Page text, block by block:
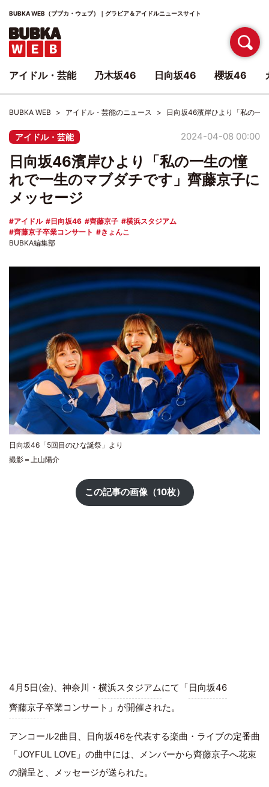
BUBKA WEB（ブブカ・ウェブ）｜グラビア＆アイドルニュースサイト
BUBKA WEB アイドル・芸能のニュース 日向坂46濱岸ひより「私の一
アイドル・芸能 2024-04-08 00:00
日向坂46濱岸ひより「私の一生の憧
れで一生のマブダチです」齊藤京子に
メッセージ
アイドル 日向坂46 齊藤京子
横浜スタジアム
齊藤京子卒業コンサート
きょんこ
BUBKA編集部
日向坂46「5回目のひな誕祭」より
撮影＝上山陽介
この記事の画像（10枚）
4月5日(金)、神奈川・ 横浜スタジアムにて「日向坂46
齊藤京子卒業コンサート」が開催された。
アンコール2曲目、日向坂46を代表する楽曲・ライブの定番曲
「JOYFUL LOVE」の曲中には、メンバーから齊藤京子へ花束
の贈呈と、メッセージが送られた。
アイドル・芸能 乃木坂46 日向坂46 櫻坂46